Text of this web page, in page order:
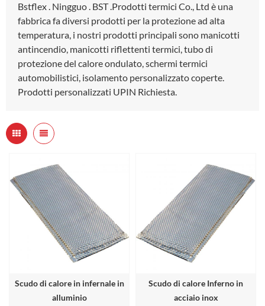
Bstflex . Ningguo . BST .Prodotti termici Co., Ltd è una
fabbrica fa diversi prodotti per la protezione ad alta
temperatura, i nostri prodotti principali sono manicotti
antincendio, manicotti riflettenti termici, tubo di
protezione del calore ondulato, schermi termici
automobilistici, isolamento personalizzato coperte.
Prodotti personalizzati UPIN Richiesta.
Scudo di calore in infernale in
alluminio
Scudo di calore Inferno in
acciaio inox